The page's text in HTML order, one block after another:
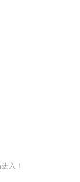
入！